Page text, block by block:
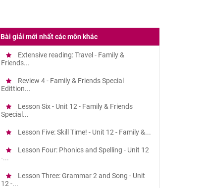
Bài giải mới nhất các môn khác
Extensive reading: Travel - Family &
Friends...
Review 4 - Family & Friends Special
Edittion...
Lesson Six - Unit 12 - Family & Friends
Special...
Lesson Five: Skill Time! - Unit 12 - Family &...
Lesson Four: Phonics and Spelling - Unit 12
-...
Lesson Three: Grammar 2 and Song - Unit
12 -...